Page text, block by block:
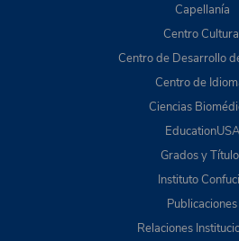
Capellanía
Centro
Centro de Desarrollo
Centro de
Ciencias
EducationUSA
Grados y
Instituto
Publicaciones
Relaciones